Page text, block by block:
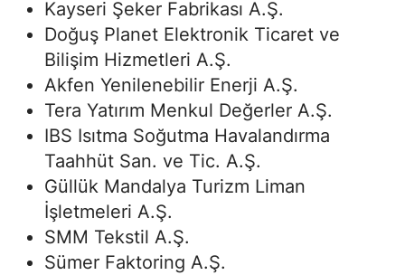
Kayseri Şeker Fabrikası A.Ş.
Doğuş Planet Elektronik Ticaret ve
Bilişim Hizmetleri A.Ş.
Akfen Yenilenebilir Enerji A.Ş.
Tera Yatırım Menkul Değerler A.Ş.
IBS Isıtma Soğutma Havalandırma
Taahhüt San. ve Tic. A.Ş.
Güllük Mandalya Turizm Liman
İşletmeleri A.Ş.
SMM Tekstil A.Ş.
Sümer Faktoring A.Ş.